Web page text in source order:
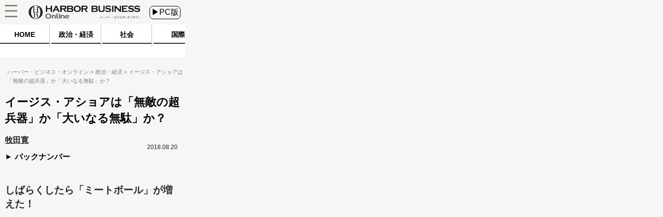
▶PC版
HOME 政治・経済 社会 国際
ハーバー・ビジネス・オンライン 政治・経済
イージス・アショアは
「無敵の超兵器」か「大いなる無駄」か？
イージス・アショアは「無敵の超
兵器」か「大いなる無駄」か？
牧田寛
バックナンバー
2018.08.20
しばらくしたら「ミートボール」が増
えた！